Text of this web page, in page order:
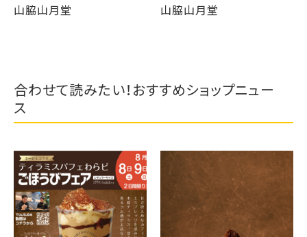
山脇山月堂
山脇山月堂
合わせて読みたい！おすすめショップニュー
ス